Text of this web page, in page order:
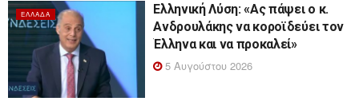
ΕΛΛΆΔΑ
Ελληνική Λύση: «Ας πάψει ο κ.
Ανδρουλάκης να κοροϊδεύει τον
Έλληνα και να προκαλεί»
5 Αυγούστου 2026